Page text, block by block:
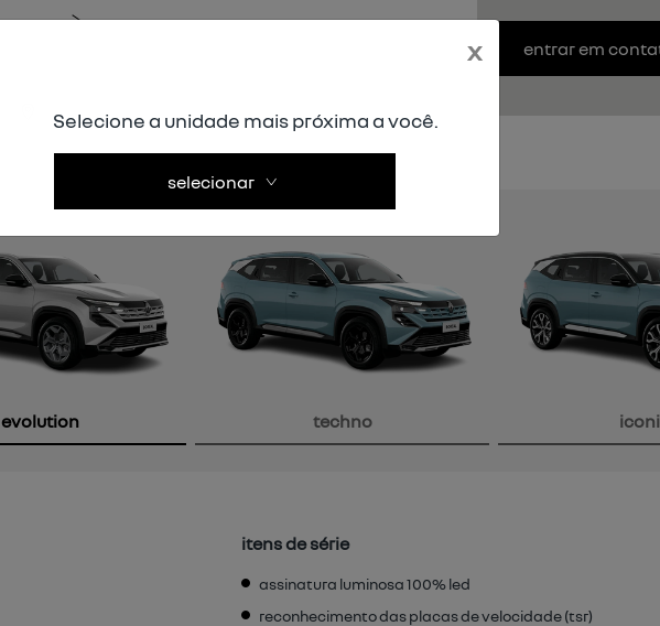
entrar em
evolution techno
itens de série
assinatura luminosa 100% led
reconhecimento das placas de velocidade (tsr)
x
Selecione a unidade mais próxima a você.
selecionar